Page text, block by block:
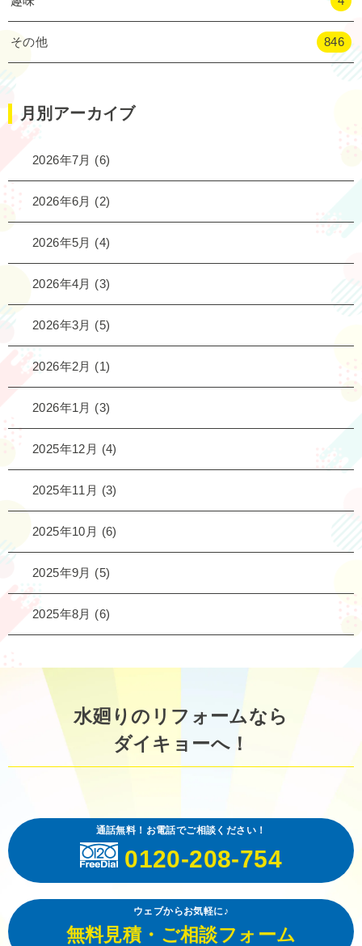
その他 846
月別アーカイブ
2026年7月 (6)
2026年6月 (2)
2026年5月 (4)
2026年4月 (3)
2026年3月 (5)
2026年2月 (1)
2026年1月 (3)
2025年12月 (4)
2025年11月 (3)
2025年10月 (6)
2025年9月 (5)
2025年8月 (6)
水廻りのリフォームなら
ダイキョーへ！
通話無料！お電話でご相談ください！
0120-208-754
ウェブからお気軽に♪
無料見積・ご相談フォーム